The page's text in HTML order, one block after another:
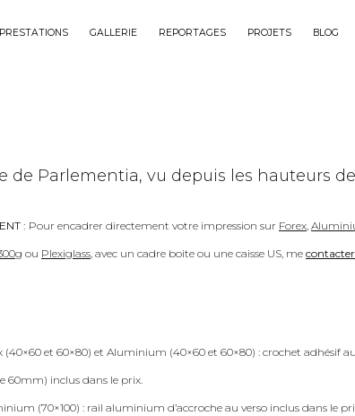
PRESTATIONS GALLERIE REPORTAGES PROJETS BLOG
de Parlementia, vu depuis les hauteurs
: Pour encadrer directement votre impression sur Forex,
ou Plexiglass, avec un cadre boite ou une caisse US, me contacter
(40×60 et 60×80) et Aluminium (40×60 et 60×80) : crochet adhésif
60mm) inclus dans le prix.
(70×100) : rail aluminium d’accroche au verso inclus dans le